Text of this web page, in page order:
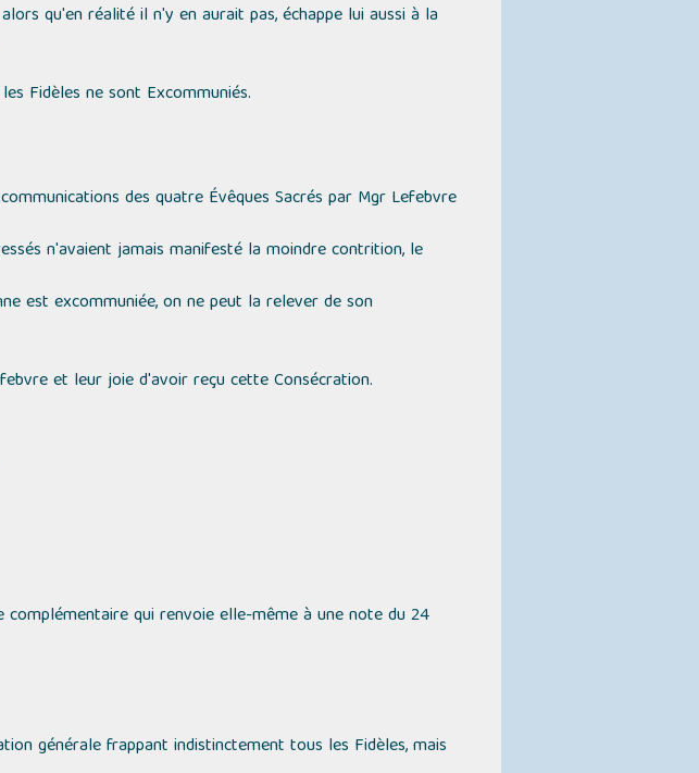
qu'en réalité il n'y en aurait pas, échappe lui aussi à la
Fidèles ne sont Excommuniés.
des quatre Évêques Sacrés par Mgr Lefebvre
n'avaient jamais manifesté la moindre contrition, le
est excommuniée, on ne peut la relever de son
et leur joie d'avoir reçu cette Consécration.
qui renvoie elle-même à une note du 24
générale frappant indistinctement tous les Fidèles, mais